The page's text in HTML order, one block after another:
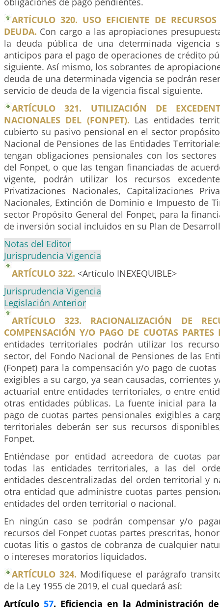
ARTÍCULO 320. USO EFICIENTE DE
DEUDA. Con cargo a las apropiaciones
la deuda pública de una determinada vigencia
anticipos para el pago de operaciones de crédito
siguiente. Así mismo, los sobrantes de
deuda de una determinada vigencia se podrán
servicio de deuda de la vigencia fiscal siguiente.
ARTÍCULO 321. UTILIZACIÓN DE
NACIONALES DEL (FONPET). Las entidades
cubierto su pasivo pensional en el sector
Nacional de Pensiones de las Entidades
tengan obligaciones pensionales con los sectores
del Fonpet, o que las tengan financiadas de
vigente, podrán utilizar los recursos
Privatizaciones Nacionales, Capitalizaciones
Nacionales, Extinción de Dominio e Impuesto de
sector Propósito General del Fonpet, para la
de inversión social incluidos en su Plan de
Notas del Editor
Jurisprudencia Vigencia
ARTÍCULO 322. <Artículo INEXEQUIBLE>
Jurisprudencia Vigencia
Legislación Anterior
ARTÍCULO 323. RACIONALIZACIÓN DE
COMPENSACIÓN Y/O PAGO DE CUOTAS PARTES
entidades territoriales podrán utilizar los
sector, del Fondo Nacional de Pensiones de las
(Fonpet) para la compensación y/o pago de
exigibles a su cargo, ya sean causadas, corrientes
actuarial entre entidades territoriales, o entre
otras entidades públicas. La fuente inicial para
pago de cuotas partes pensionales exigibles a
territoriales deberán ser sus recursos
Fonpet.
Entiéndase por entidad acreedora de cuotas
todas las entidades territoriales, a las del
entidades descentralizadas del orden territorial y
otra entidad que administre cuotas partes
entidades del orden territorial o nacional.
En ningún caso se podrán compensar y/o
recursos del Fonpet cuotas partes prescritas,
cuotas litis o gastos de cobranza de cualquier
o intereses moratorios liquidados.
ARTÍCULO 324. Modifíquese el parágrafo
de la Ley 1955 de 2019, el cual quedará así:
Artículo 57. Eficiencia en la Administración